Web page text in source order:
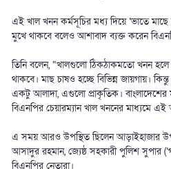
এই খাল খনন কর্মসূচির মধ্য দিয়ে ‘ভাতে মাছে
মুখে থাকবে বলেও আশাবাদ ব্যক্ত করেন
তিনি বলেন, “খালগুলো ঠিকঠাকমতো খনন হলে
থাকবে। মাছ চাষও হচ্ছে বিভিন্ন জায়গায়।
একটু আলাদা, এগুলো প্রাকৃতিক। বাংলাদেশের
বিএনপির চেয়ারম্যান খাল খননের মাধ্যমে এই
এ সময় আরও উপস্থিত ছিলেন আড়াইহাজার
আসাদুর রহমান, জ্যেষ্ঠ সহকারী পুলিশ সুপার
বিএনপির নেতারা।